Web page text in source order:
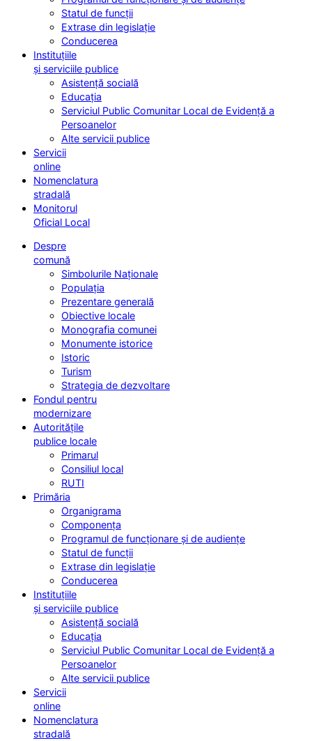
Statul de funcții
Extrase din legislație
Conducerea
Instituțiile
și serviciile publice
Asistență socială
Educația
Serviciul Public Comunitar Local de Evidență a
Persoanelor
Alte servicii publice
Servicii
online
Nomenclatura
stradală
Monitorul
Oficial Local
Despre
comună
Simbolurile Naționale
Populația
Prezentare generală
Obiective locale
Monografia comunei
Monumente istorice
Istoric
Turism
Strategia de dezvoltare
Fondul pentru
modernizare
Autoritățile
publice locale
Primarul
Consiliul local
RUTI
Primăria
Organigrama
Componența
Programul de funcționare și de audiențe
Statul de funcții
Extrase din legislație
Conducerea
Instituțiile
și serviciile publice
Asistență socială
Educația
Serviciul Public Comunitar Local de Evidență a
Persoanelor
Alte servicii publice
Servicii
online
Nomenclatura
stradală